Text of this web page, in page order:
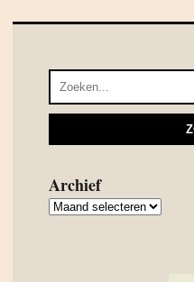
Archief
Archief